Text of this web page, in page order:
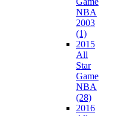
NBA
2003
(1)
2015
All
Star
Game
NBA
(28)
2016